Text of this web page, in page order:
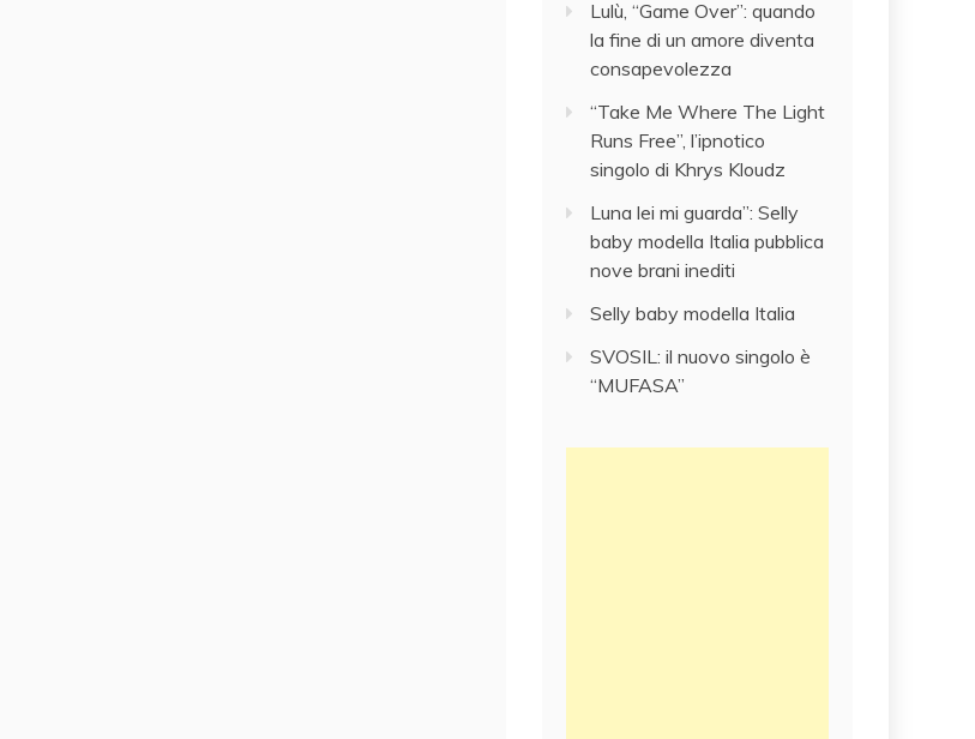
Lulù, “Game Over”: quando
la fine di un amore diventa
consapevolezza
“Take Me Where The Light
Runs Free”, l’ipnotico
singolo di Khrys Kloudz
Luna lei mi guarda”: Selly
baby modella Italia pubblica
nove brani inediti
Selly baby modella Italia
SVOSIL: il nuovo singolo è
“MUFASA”